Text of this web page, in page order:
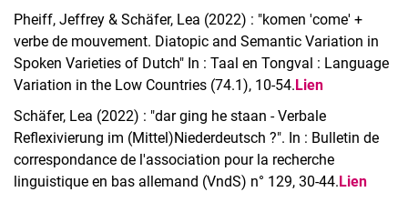
Pheiff, Jeffrey & Schäfer, Lea (2022) : "komen 'come' +
verbe de mouvement. Diatopic and Semantic Variation in
Spoken Varieties of Dutch" In : Taal en Tongval : Language
Variation in the Low Countries (74.1), 10-54.Lien
Schäfer, Lea (2022) : "dar ging he staan - Verbale
Reflexivierung im (Mittel)Niederdeutsch ?". In : Bulletin de
correspondance de l'association pour la recherche
linguistique en bas allemand (VndS) n° 129, 30-44.Lien